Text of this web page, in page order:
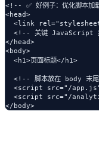
<!-- ✅ 好例子：优化脚本
<head>
<link
<!-- 关键 JavaScript
</head>
<body>
  <h1>页面标题</h1>
<!-- 脚本放在 body 末
<script src="/
<script src="/